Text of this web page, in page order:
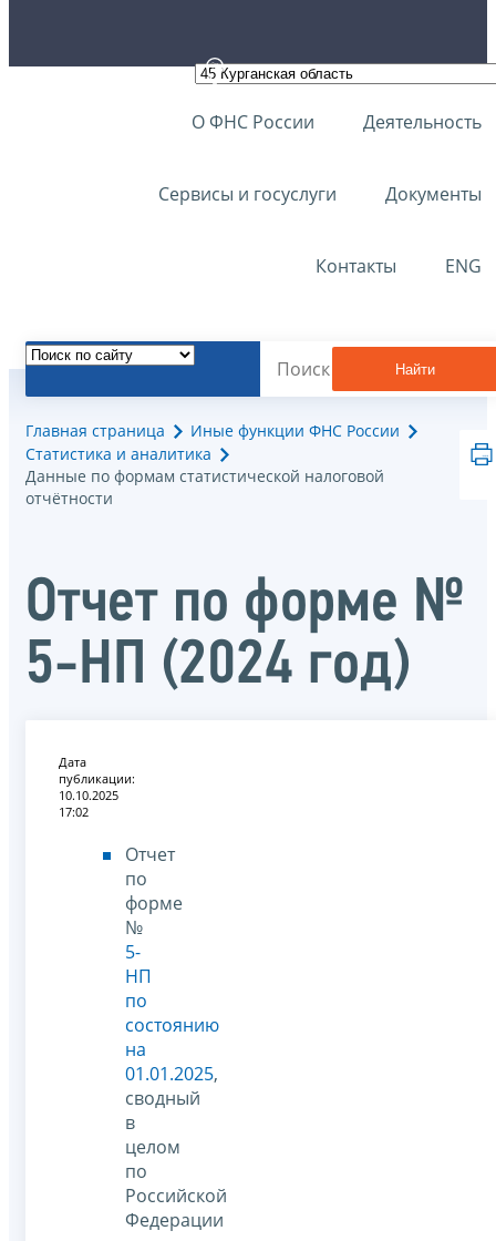
О ФНС России Деятельность
Сервисы и госуслуги Документы
Контакты ENG
Найти
Главная страница
Иные функции ФНС России
Статистика и аналитика
Данные по формам статистической налоговой
отчётности
Отчет по форме №
5-НП (2024 год)
Дата
публикации:
10.10.2025
17:02
Отчет
по
форме
№
5-
НП
по
состоянию
на
01.01.2025,
сводный
в
целом
по
Российской
Федерации